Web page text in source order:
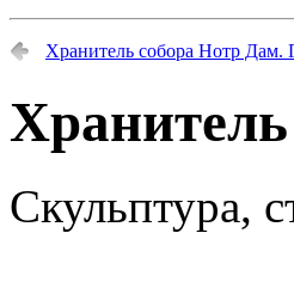
Хранитель собора Нотр Дам.
Скульптура,